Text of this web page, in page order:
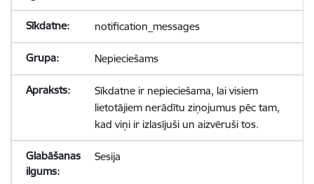
notification_messages
Nepieciešams
Sīkdatne ir nepieciešama, lai visiem
lietotājiem nerādītu ziņojumus pēc tam,
kad viņi ir izlasījuši un aizvēruši tos.
Sesija